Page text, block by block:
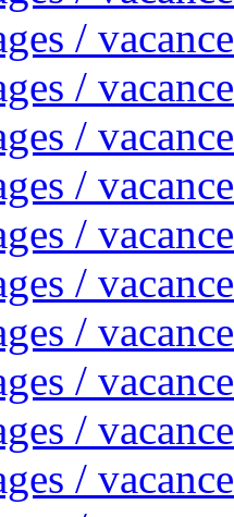
/
/
/
/
/
/
/
/
/
/